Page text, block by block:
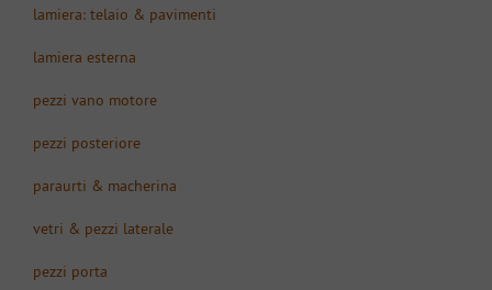
lamiera: telaio & pavimenti
lamiera esterna
pezzi vano motore
pezzi posteriore
paraurti & macherina
vetri & pezzi laterale
pezzi porta